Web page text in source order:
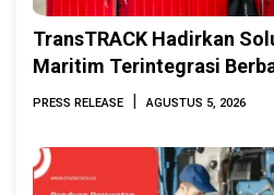
TransTRACK Hadirkan
Maritim Terintegrasi
Indonesia Marine &
PRESS RELEASE | AGUSTUS 5, 2026